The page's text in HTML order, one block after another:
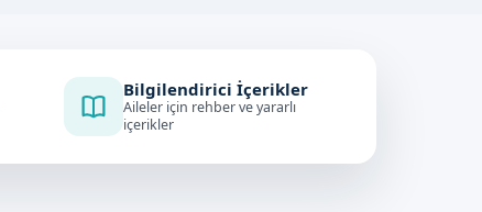
Bilgilendirici İçerikler
Aileler için rehber ve yararlı
içerikler